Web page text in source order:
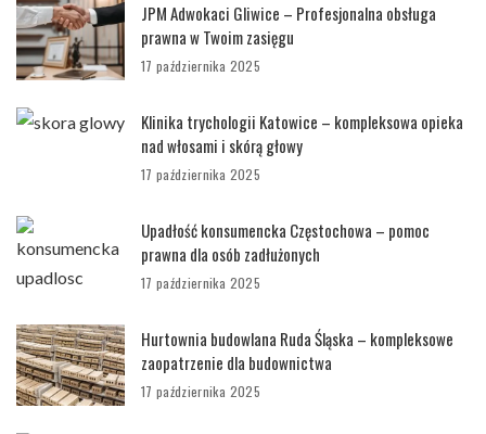
JPM Adwokaci Gliwice – Profesjonalna obsługa
prawna w Twoim zasięgu
17 października 2025
Klinika trychologii Katowice – kompleksowa opieka
nad włosami i skórą głowy
17 października 2025
Upadłość konsumencka Częstochowa – pomoc
prawna dla osób zadłużonych
17 października 2025
Hurtownia budowlana Ruda Śląska – kompleksowe
zaopatrzenie dla budownictwa
17 października 2025